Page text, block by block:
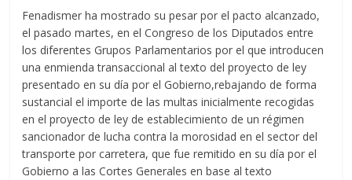
Fenadismer ha mostrado su pesar por el pacto alcanzado,
el pasado martes, en el Congreso de los Diputados entre
los diferentes Grupos Parlamentarios por el que introducen
una enmienda transaccional al texto del proyecto de ley
presentado en su día por el Gobierno,rebajando de forma
sustancial el importe de las multas inicialmente recogidas
en el proyecto de ley de establecimiento de un régimen
sancionador de lucha contra la morosidad en el sector del
transporte por carretera, que fue remitido en su día por el
Gobierno a las Cortes Generales en base al texto